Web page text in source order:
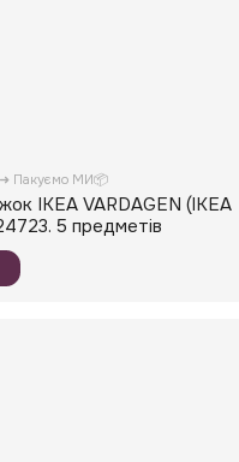
➜ Пакуємо МИ📦
IKEA VARDAGEN (ІКЕА
5 предметів